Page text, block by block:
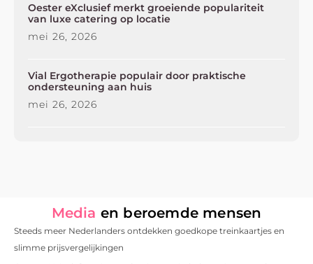
Oester eXclusief merkt groeiende populariteit
van luxe catering op locatie
mei 26, 2026
Vial Ergotherapie populair door praktische
ondersteuning aan huis
mei 26, 2026
Media en beroemde mensen
Steeds meer Nederlanders ontdekken goedkope treinkaartjes en
slimme prijsvergelijkingen